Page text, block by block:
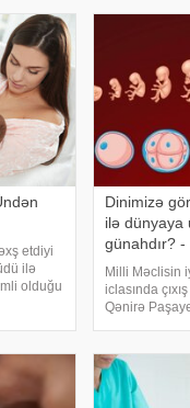
yerindən iy
etdiyi
ilə
olduğu
Dinimizə
ilə dünyaya
günahdır? -
Milli Məclisin
iclasında
Qənirə
Millət vəkili
haqqında"